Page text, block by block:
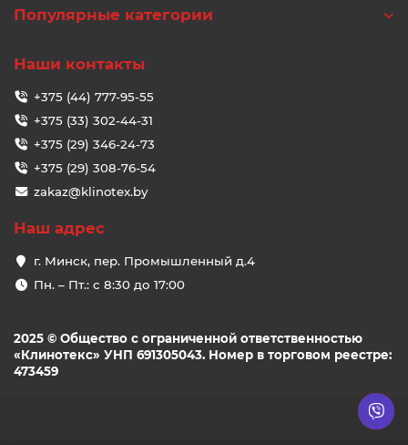
Популярные категории
Наши контакты
+375 (44) 777-95-55
+375 (33) 302-44-31
+375 (29) 346-24-73
+375 (29) 308-76-54
zakaz@klinotex.by
Наш адрес
г. Минск, пер. Промышленный д.4
Пн. – Пт.: с 8:30 до 17:00
2025 © Общество с ограниченной ответственностью
«Клинотекс» УНП 691305043. Номер в торговом реестре:
473459